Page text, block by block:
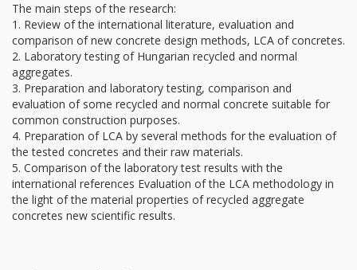
The main steps of the research:
1. Review of the international literature, evaluation and
comparison of new concrete design methods, LCA of concretes.
2. Laboratory testing of Hungarian recycled and normal
aggregates.
3. Preparation and laboratory testing, comparison and
evaluation of some recycled and normal concrete suitable for
common construction purposes.
4. Preparation of LCA by several methods for the evaluation of
the tested concretes and their raw materials.
5. Comparison of the laboratory test results with the
international references Evaluation of the LCA methodology in
the light of the material properties of recycled aggregate
concretes new scientific results.